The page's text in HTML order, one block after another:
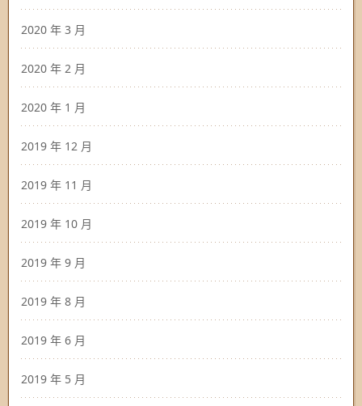
2020 年 3 月
2020 年 2 月
2020 年 1 月
2019 年 12 月
2019 年 11 月
2019 年 10 月
2019 年 9 月
2019 年 8 月
2019 年 6 月
2019 年 5 月